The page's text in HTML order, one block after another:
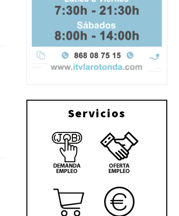
Servicios